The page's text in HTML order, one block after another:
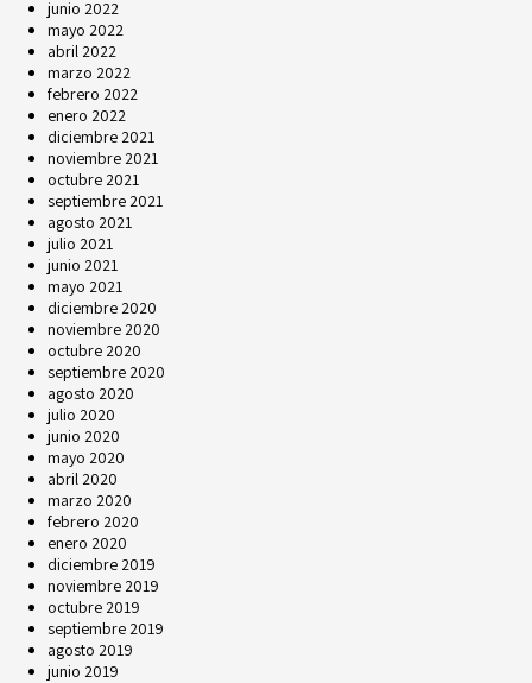
junio 2022
mayo 2022
abril 2022
marzo 2022
febrero 2022
enero 2022
diciembre 2021
noviembre 2021
octubre 2021
septiembre 2021
agosto 2021
julio 2021
junio 2021
mayo 2021
diciembre 2020
noviembre 2020
octubre 2020
septiembre 2020
agosto 2020
julio 2020
junio 2020
mayo 2020
abril 2020
marzo 2020
febrero 2020
enero 2020
diciembre 2019
noviembre 2019
octubre 2019
septiembre 2019
agosto 2019
junio 2019